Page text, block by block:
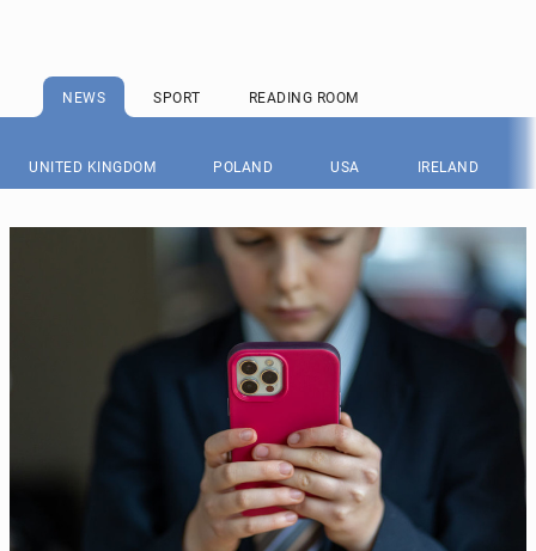
NEWS SPORT READING ROOM
UNITED KINGDOM POLAND USA IRELAND